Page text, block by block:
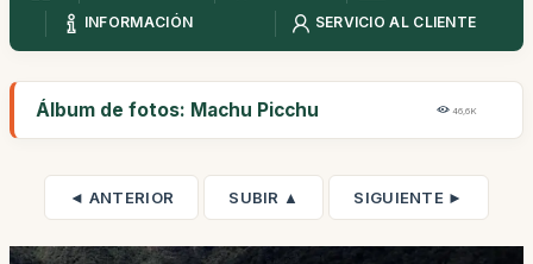
INFORMACIÓN
SERVICIO AL CLIENTE
Álbum de fotos: Machu Picchu 46,6K
◄ ANTERIOR SUBIR ▲ SIGUIENTE ►